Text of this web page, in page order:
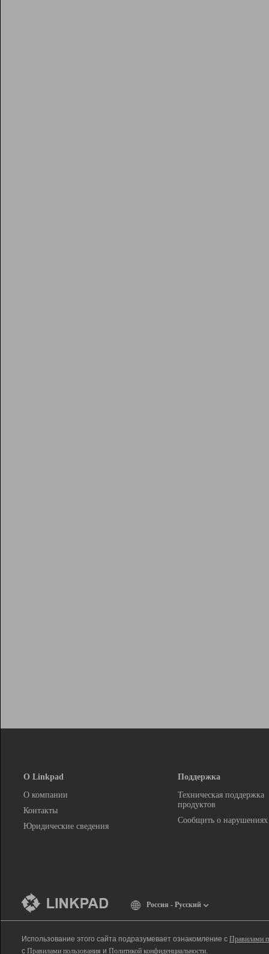
О Linkpad
О компании
Контакты
Юридические сведения
Поддержка
Техническая поддержка
продуктов
Сообщить о нарушениях
Россия - Русский
Использование этого сайта подразумевает ознакомление с Правилами
с Правилами пользования и Политикой конфиденциальности.